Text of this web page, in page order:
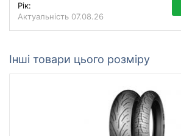
Рік:
Актуальність 07.08.26
Інші товари цього розміру